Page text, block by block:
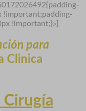
!important;padding-
!important;}»]
para
Clinica
Cirugía